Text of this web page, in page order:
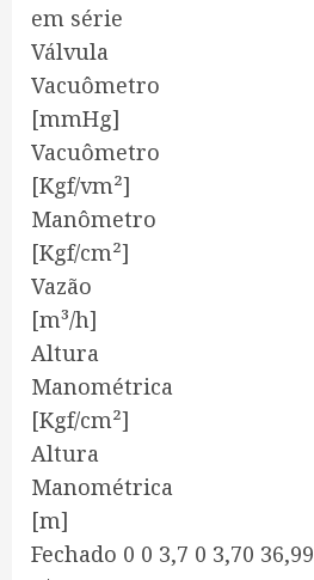
em série
Válvula
Vacuômetro
[mmHg]
Vacuômetro
[Kgf/vm²]
Manômetro
[Kgf/cm²]
Vazão
[m³/h]
Altura
Manométrica
[Kgf/cm²]
Altura
Manométrica
[m]
Fechado 0 0 3,7 0 3,70 36,99